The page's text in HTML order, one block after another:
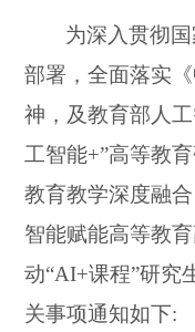
为深入贯彻
部署，全面落实
神，及教育部人
工智能+”高等教
教育教学深度融
智能赋能高等教
动“AI+课程”研究
关事项通知如下: